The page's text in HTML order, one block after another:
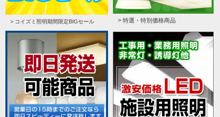
> コイズミ照明期間限定BIGセール > 特選・特別価格商品